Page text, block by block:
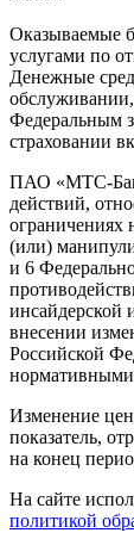
Оказываемые
услугами по
Денежные
Федеральным
страховании
ПАО «МТС-
действий,
ограничениях
(или)
и 6
внесении
Российской
нормативными
Изменение
показатель,
на конец
На сайте
политикой